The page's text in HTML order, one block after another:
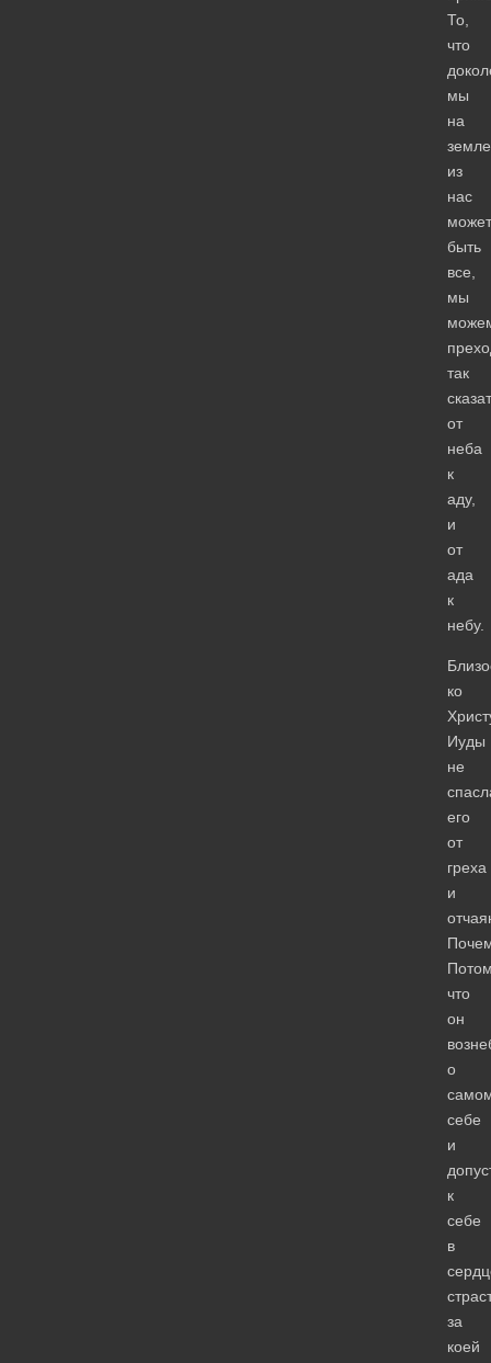
То,
что
мы
на
из
нас
может
быть
все,
мы
так
от
неба
к
аду,
и
от
ада
к
небу.
ко
Иуды
не
его
от
греха
и
что
он
о
себе
и
к
себе
в
за
коей